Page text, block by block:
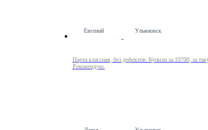
Евгений Ульяновск
Парта классная, без дефектов. Купили за 10700, за
Рекомендую.